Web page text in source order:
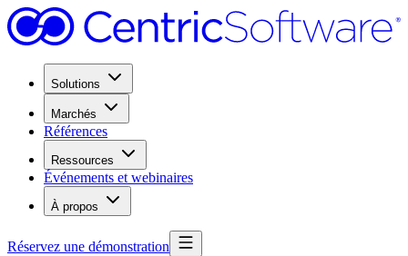
Solutions
Marchés
Références
Ressources
Événements et webinaires
À propos
Réservez une démonstration